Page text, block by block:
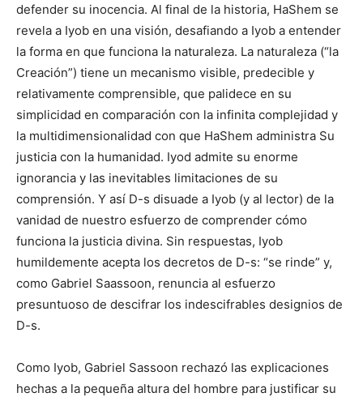
defender su inocencia. Al final de la historia, HaShem se
revela a Iyob en una visión, desafiando a Iyob a entender
la forma en que funciona la naturaleza. La naturaleza (“la
Creación”) tiene un mecanismo visible, predecible y
relativamente comprensible, que palidece en su
simplicidad en comparación con la infinita complejidad y
la multidimensionalidad con que HaShem administra Su
justicia con la humanidad. Iyod admite su enorme
ignorancia y las inevitables limitaciones de su
comprensión. Y así D-s disuade a Iyob (y al lector) de la
vanidad de nuestro esfuerzo de comprender cómo
funciona la justicia divina. Sin respuestas, Iyob
humildemente acepta los decretos de D-s: “se rinde” y,
como Gabriel Saassoon, renuncia al esfuerzo
presuntuoso de descifrar los indescifrables designios de
D-s.
Como Iyob, Gabriel Sassoon rechazó las explicaciones
hechas a la pequeña altura del hombre para justificar su